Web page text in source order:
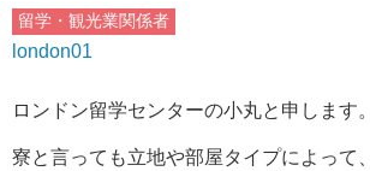
留学・観光業関係者
london01
ロンドン留学センターの小丸と申します。
寮と言っても立地や部屋タイプによって